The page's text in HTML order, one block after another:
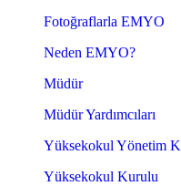
Fotoğraflarla EMYO
Neden EMYO?
Müdür
Müdür Yardımcıları
Yüksekokul Yönetim
Yüksekokul Kurulu